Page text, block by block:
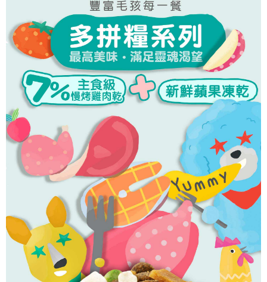
1.本服務係由「台灣大哥大股份有限公司」（以下簡稱本公司）所提供，讓
用戶於交易時，得透過本服務購買商品或服務，並由商店將買賣／分期付款
買賣價金債權讓與本公司後，依約使用本公司帳單繳交帳款。
2.基於同意付款使用「大哥付你分期」之契約關係目的，商店將以您的個人
資料（包含姓名、電話或地址）提供予台灣大哥大進項蒐集、處理及利用，
由本公司與您本人進行分期帳單所需資料之確認、核對及更正。
3.完整用戶服務條款，請詳閱以下連結：https://oppay.tw/userRule
ATM／網路銀行／等多元方式進行付款，方視為交易完成。
※ 請注意：結帳手續完成當下不需立刻繳費，但若您需要取消訂單，請聯絡
購買商品的店家。未經商家同意取消之訂單仍視為有效，需透過AFTEE先享
後付繳納相關費用。
※ 交易是否成功請以「AFTEE先享後付 」之結帳頁面顯示為準，若有關於
是否繳費成功／繳費後需取消欲退款等相關疑問，請聯繫「AFTEE先享後付
客戶支援中心」https://netprotections.freshdesk.com/support/home
【注意事項】
１．透過由恩沛科技股份有限公司提供之「AFTEE先享後付」服務完成之交
易，需依本服務之必要範圍內提供個人資料，並將交易相關給付款項請求債
權轉讓予恩沛科技股份有限公司。
２．關於個人資料處理事宜，請瀏覽以下網址：
https://aftee.tw/terms/#terms3
３．未成年的使用者請事先徵得法定代理人或監護人之同意方可使用
「AFTEE先享後付」，若未經同意申辦者引起之損失，本公司不負相關責
任。
４．使用「AFTEE先享後付」時，將依據個別帳號之用戶狀況，依本公司即
時審查核予不同之上限額度；若仍有額度不足之情形，本公司將視審查結果
請求用戶進行身份認證。
５．嚴禁一人註冊多個帳號或使用他人資訊註冊。若發現惡意使用之情形，
恩沛科技股份有限公司將有權停止該用戶之使用額度並採取法律行動。
每筆NT$65，滿NT$1,000(含以上)免運費
7-11取貨付款
每筆NT$65，滿NT$1,000(含以上)免運費
付款後7-11取貨
每筆NT$65，滿NT$1,000(含以上)免運費
本島宅配
每筆NT$95，滿NT$1,000(含以上)免運費
離島宅配
每筆NT$180
每筆NT$95，滿NT$1,000(含以上)免運費